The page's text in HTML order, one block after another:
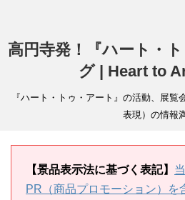
高円寺発！『ハート・
グ | Heart to
『ハート・トゥ・アート』の活動、展
表現）の情報
【景品表示法に基づく表記】
PR（商品プロモーション）を